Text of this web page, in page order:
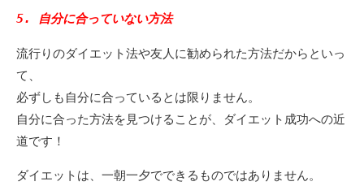
5. 自分に合っていない方法
流行りのダイエット法や友人に勧められた方法だからといっ
て、
必ずしも自分に合っているとは限りません。
自分に合った方法を見つけることが、ダイエット成功への近
道です！
ダイエットは、一朝一夕でできるものではありません。